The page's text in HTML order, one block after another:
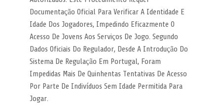
Documentação Oficial Para Verificar A Identidade E
Idade Dos Jogadores, Impedindo Eficazmente O
Acesso De Jovens Aos Serviços De Jogo. Segundo
Dados Oficiais Do Regulador, Desde A Introdução Do
Sistema De Regulação Em Portugal, Foram
Impedidas Mais De Quinhentas Tentativas De Acesso
Por Parte De Indivíduos Sem Idade Permitida Para
Jogar.